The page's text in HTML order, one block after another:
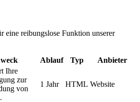
eine reibungslose Funktion unserer
Ablauf Typ Anbieter
Ihre
zur
von
1 Jahr HTML Website